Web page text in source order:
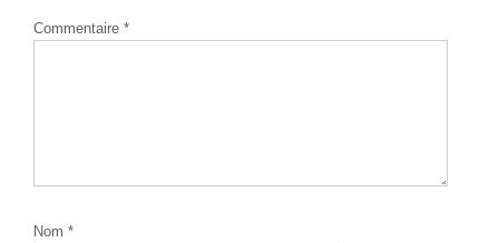
Commentaire *
Nom *